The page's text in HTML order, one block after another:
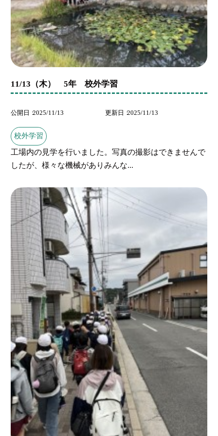
11/13（木） 5年 校外学習
公開日 2025/11/13 更新日 2025/11/13
校外学習
工場内の見学を行いました。写真の撮影はできませんで
したが、様々な機械がありみんな...